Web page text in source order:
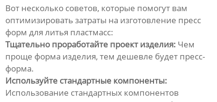
Вот несколько советов, которые помогут вам
оптимизировать затраты на изготовление пресс
форм для литья пластмасс:
Тщательно проработайте проект изделия: Чем
проще форма изделия, тем дешевле будет пресс-
форма.
Используйте стандартные компоненты:
Использование стандартных компонентов